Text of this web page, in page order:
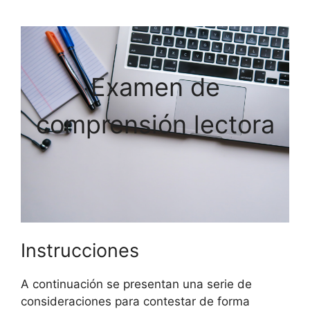
Examen de
comprensión lectora
Instrucciones
A continuación se presentan una serie de
consideraciones para contestar de forma